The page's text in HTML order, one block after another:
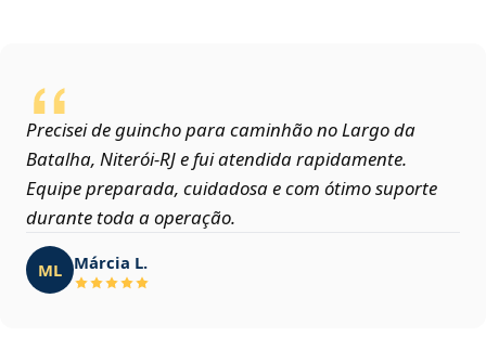
Precisei de guincho para caminhão no Largo da
Batalha, Niterói‑RJ e fui atendida rapidamente.
Equipe preparada, cuidadosa e com ótimo suporte
durante toda a operação.
ML Márcia L.